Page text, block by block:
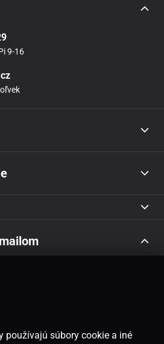
9-16
používajú súbory cookie a iné